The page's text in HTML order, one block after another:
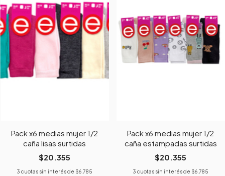
Pack x6 medias mujer 1/2
caña lisas surtidas
$20.355
3 cuotas sin interés de $6.785
Pack x6 medias mujer 1/2
caña estampadas surtidas
$20.355
3 cuotas sin interés de $6.785